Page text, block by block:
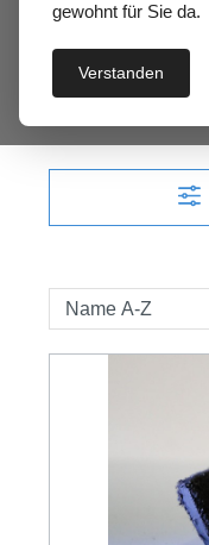
chienen
gewohnt für Sie da.
Verstanden